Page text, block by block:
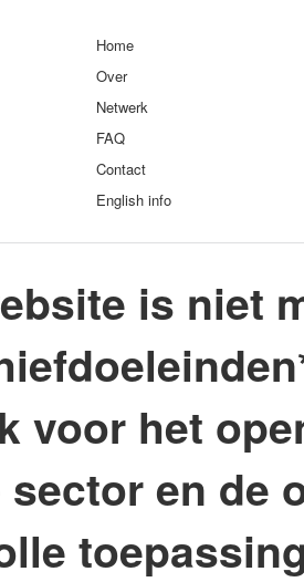
Home
Over
Netwerk
FAQ
Contact
English info
is niet
voor het
en de